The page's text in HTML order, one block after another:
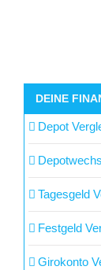
DEINE
Depot
Tagesgeld
Festgeld
Girokonto